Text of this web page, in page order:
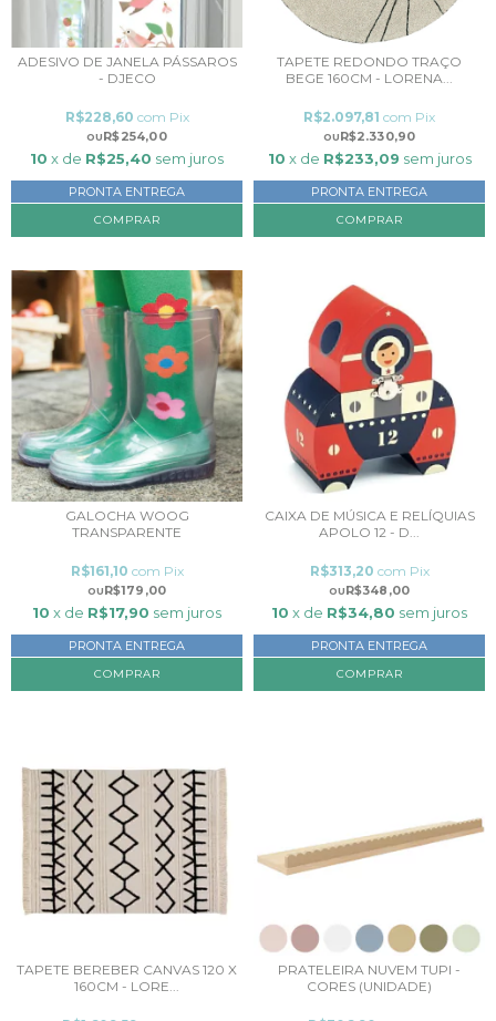
ADESIVO DE JANELA PÁSSAROS
- DJECO
R$254,00
R$228,60 com Pix
10 x de R$25,40 sem juros
PRONTA ENTREGA
TAPETE REDONDO TRAÇO
BEGE 160CM - LORENA...
R$2.330,90
R$2.097,81 com Pix
10 x de R$233,09 sem juros
PRONTA ENTREGA
GALOCHA WOOG
TRANSPARENTE
R$179,00
R$161,10 com Pix
10 x de R$17,90 sem juros
PRONTA ENTREGA
COMPRAR
CAIXA DE MÚSICA E RELÍQUIAS
APOLO 12 - D...
R$348,00
R$313,20 com Pix
10 x de R$34,80 sem juros
PRONTA ENTREGA
TAPETE BEREBER CANVAS 120 X
160CM - LORE...
PRATELEIRA NUVEM TUPI -
CORES (UNIDADE)